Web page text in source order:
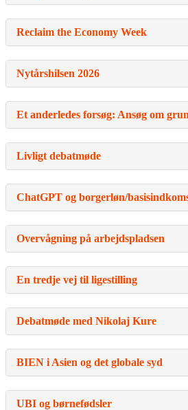
Reclaim the Economy Week
Nytårshilsen 2026
Et anderledes forsøg: Ansøg om
Livligt debatmøde
ChatGPT og borgerløn/
Overvågning på arbejdspladsen
En tredje vej til ligestilling
Debatmøde med Nikolaj Kure
BIEN i Asien og det globale syd
UBI og børnefødsler